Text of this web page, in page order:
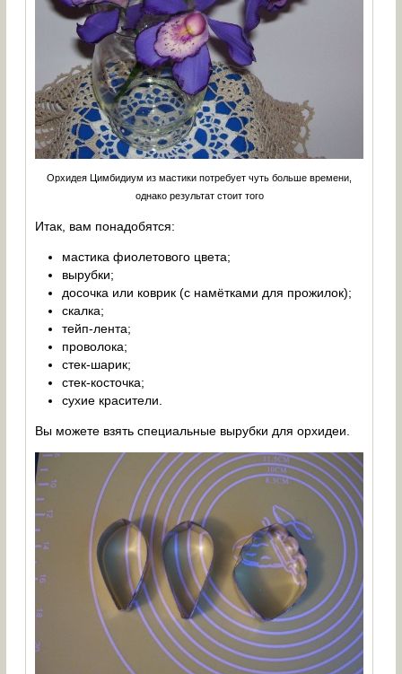
Орхидея Цимбидиум из мастики потребует чуть больше времени,
однако результат стоит того
Итак, вам понадобятся:
мастика фиолетового цвета;
вырубки;
досочка или коврик (с намётками для прожилок);
скалка;
тейп-лента;
проволока;
стек-шарик;
стек-косточка;
сухие красители.
Вы можете взять специальные вырубки для орхидеи.